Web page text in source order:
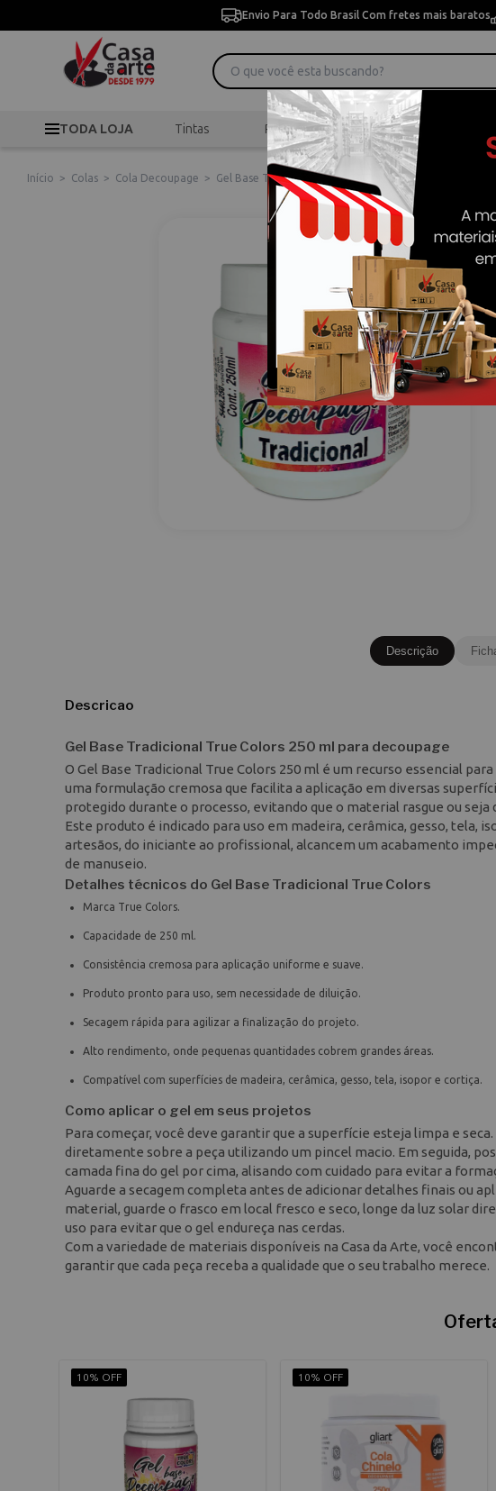
Envio Para Todo Brasil Com fretes mais baratos
TODA LOJA Tintas Pincéis Desenho
Início > Colas > Cola Decoupage > Gel Base Tradicional True Colors 250 ml
Descrição
Descricao
Gel Base Tradicional True Colors 250 ml para decoupage
O Gel Base Tradicional True Colors 250 ml é um recurso essencial
uma formulação cremosa que facilita a aplicação em diversas
protegido durante o processo, evitando que o material rasgue ou seja
Este produto é indicado para uso em madeira, cerâmica, gesso, tela,
artesãos, do iniciante ao profissional, alcancem um acabamento
de manuseio.
Detalhes técnicos do Gel Base Tradicional True Colors
Marca True Colors.
Capacidade de 250 ml.
Consistência cremosa para aplicação uniforme e suave.
Produto pronto para uso, sem necessidade de diluição.
Secagem rápida para agilizar a finalização do projeto.
Alto rendimento, onde pequenas quantidades cobrem grandes áreas.
Compatível com superfícies de madeira, cerâmica, gesso, tela, isopor e cortiça.
Como aplicar o gel em seus projetos
Para começar, você deve garantir que a superfície esteja limpa e
diretamente sobre a peça utilizando um pincel macio. Em seguida,
camada fina do gel por cima, alisando com cuidado para evitar a
Aguarde a secagem completa antes de adicionar detalhes finais ou
material, guarde o frasco em local fresco e seco, longe da luz solar
uso para evitar que o gel endureça nas cerdas.
Com a variedade de materiais disponíveis na Casa da Arte, você
garantir que cada peça receba a qualidade que o seu trabalho merece.
10% OFF 10% OFF